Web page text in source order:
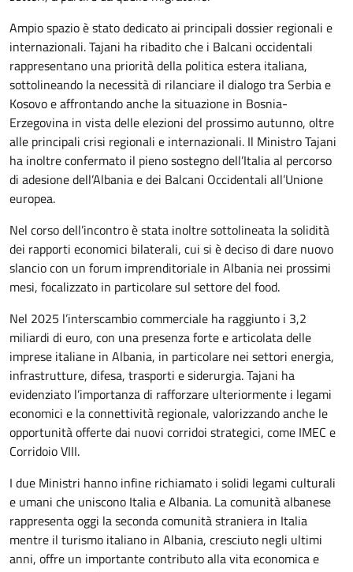
Ampio spazio è stato dedicato ai principali dossier regionali e
internazionali. Tajani ha ribadito che i Balcani occidentali
rappresentano una priorità della politica estera italiana,
sottolineando la necessità di rilanciare il dialogo tra Serbia e
Kosovo e affrontando anche la situazione in Bosnia-
Erzegovina in vista delle elezioni del prossimo autunno, oltre
alle principali crisi regionali e internazionali. Il Ministro Tajani
ha inoltre confermato il pieno sostegno dell’Italia al percorso
di adesione dell’Albania e dei Balcani Occidentali all’Unione
europea.
Nel corso dell’incontro è stata inoltre sottolineata la solidità
dei rapporti economici bilaterali, cui si è deciso di dare nuovo
slancio con un forum imprenditoriale in Albania nei prossimi
mesi, focalizzato in particolare sul settore del food.
Nel 2025 l’interscambio commerciale ha raggiunto i 3,2
miliardi di euro, con una presenza forte e articolata delle
imprese italiane in Albania, in particolare nei settori energia,
infrastrutture, difesa, trasporti e siderurgia. Tajani ha
evidenziato l’importanza di rafforzare ulteriormente i legami
economici e la connettività regionale, valorizzando anche le
opportunità offerte dai nuovi corridoi strategici, come IMEC e
Corridoio VIII.
I due Ministri hanno infine richiamato i solidi legami culturali
e umani che uniscono Italia e Albania. La comunità albanese
rappresenta oggi la seconda comunità straniera in Italia
mentre il turismo italiano in Albania, cresciuto negli ultimi
anni, offre un importante contributo alla vita economica e